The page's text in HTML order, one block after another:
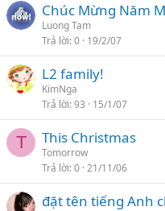
Chúc Mừng Năm
Luong Tam
Trả lời 0 19/2/07
L2 family!
KimNga
Trả lời 93 15/1/07
T This Christmas
Tomorrow
Trả lời 0 21/11/06
đặt tên tiếng Anh